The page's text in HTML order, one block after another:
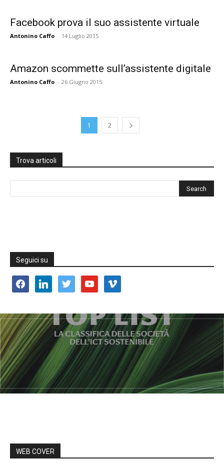
Facebook prova il suo assistente virtuale
Antonino Caffo - 14 Luglio 2015
Amazon scommette sull’assistente digitale
Antonino Caffo - 26 Giugno 2015
1 2
Trova articoli
Seguici su
facebooklinkedin twitter youtube vimeo
WEB COVER